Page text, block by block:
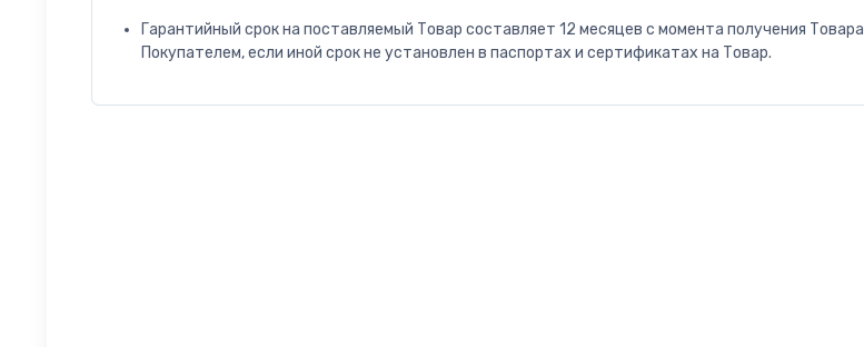
Гарантийный срок на поставляемый Товар составляет 12 месяцев с момента получения Товара
Покупателем, если иной срок не установлен в паспортах и сертификатах на Товар.